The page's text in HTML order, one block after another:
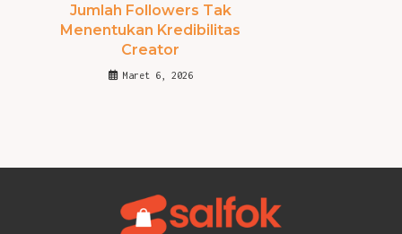
Jumlah Followers Tak
Menentukan Kredibilitas
Creator
Maret 6, 2026